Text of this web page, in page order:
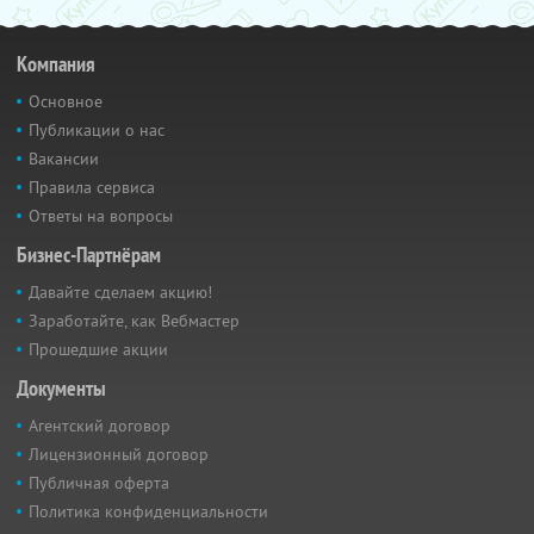
Компания
Основное
Публикации о нас
Вакансии
Правила сервиса
Ответы на вопросы
Бизнес-Партнёрам
Давайте сделаем акцию!
Заработайте, как Вебмастер
Прошедшие акции
Документы
Агентский договор
Лицензионный договор
Публичная оферта
Политика конфиденциальности